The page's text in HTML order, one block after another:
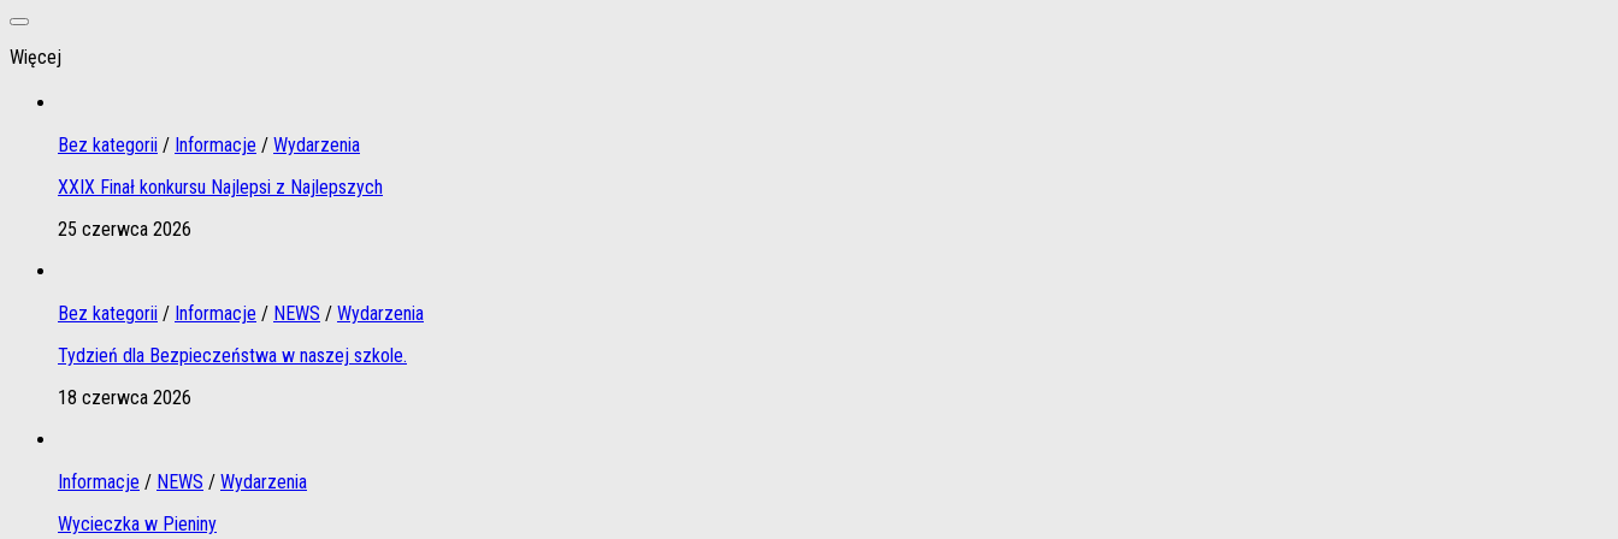
Więcej
Bez kategorii / Informacje / Wydarzenia
XXIX Finał konkursu Najlepsi z Najlepszych
25 czerwca 2026
Bez kategorii / Informacje / NEWS / Wydarzenia
Tydzień dla Bezpieczeństwa w naszej szkole.
18 czerwca 2026
Informacje / NEWS / Wydarzenia
Wycieczka w Pieniny